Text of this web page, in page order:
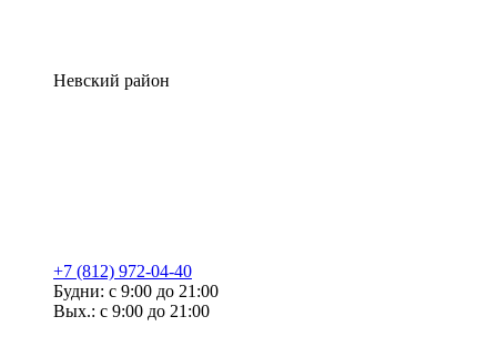
Невский район
+7 (812) 972-04-40
Будни: с 9:00 до 21:00
Вых.: с 9:00 до 21:00